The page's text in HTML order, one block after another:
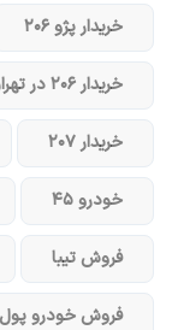
خریدار پژو ۲۰۶
خریدار ۲۰۶ در تهران
خریدار ۲۰۷
خودرو ۴۵
فروش تیبا
فروش خودرو پول